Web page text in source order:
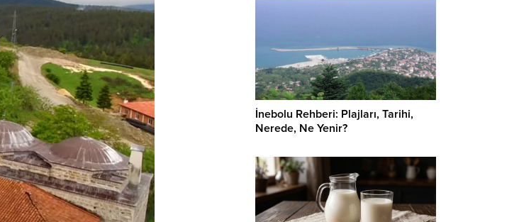
İnebolu Rehberi: Plajları, Tarihi,
Nerede, Ne Yenir?